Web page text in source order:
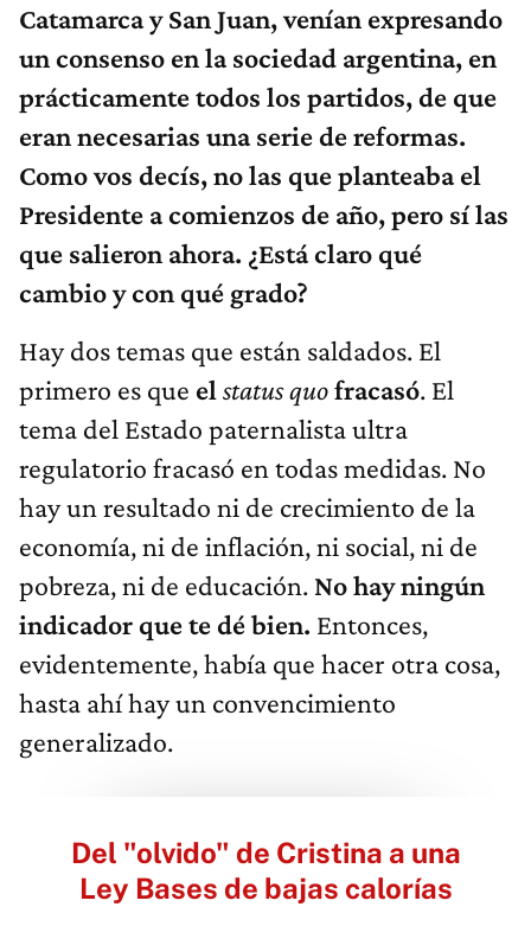
Catamarca y San Juan, venían expresando
un consenso en la sociedad argentina, en
prácticamente todos los partidos, de que
eran necesarias una serie de reformas.
Como vos decís, no las que planteaba el
Presidente a comienzos de año, pero sí las
que salieron ahora. ¿Está claro qué
cambio y con qué grado?
Hay dos temas que están saldados. El
primero es que el status quofracasó. El
tema del Estado paternalista ultra
regulatorio fracasó en todas medidas. No
hay un resultado ni de crecimiento de la
economía, ni de inflación, ni social, ni de
pobreza, ni de educación. No hay ningún
indicador que te dé bien. Entonces,
evidentemente, había que hacer otra cosa,
hasta ahí hay un convencimiento
generalizado.
Del "olvido" de Cristina a una
Ley Bases de bajas calorías